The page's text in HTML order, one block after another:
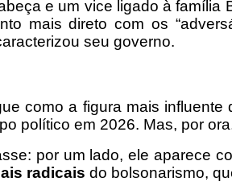
e um vice ligado à
mais direto com os
seu governo.
como a figura mais
político em 2026. Mas, por
por um lado, ele aparece
radicais do bolsonarismo,